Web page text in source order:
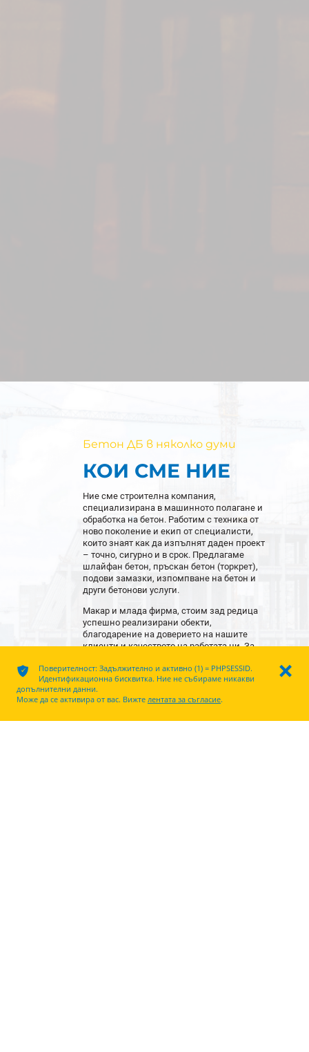
Бетон ДБ в няколко думи
КОИ СМЕ НИЕ
Ние сме строителна компания,
специализирана в машинното полагане и
обработка на бетон. Работим с техника от
ново поколение и екип от специалисти,
които знаят как да изпълнят даден проект
– точно, сигурно и в срок. Предлагаме
шлайфан бетон, пръскан бетон (торкрет),
подови замазки, изпомпване на бетон и
други бетонови услуги.
Макар и млада фирма, стоим зад редица
успешно реализирани обекти,
благодарение на доверието на нашите
клиенти и качеството на работата ни. За
или малък – важна е точността, с която се
изпълнява.
НАУЧИ ПОВЕЧЕ ЗА
ı
ͳ
Поверителност: Задължително и активно (1) = PHPSESSID.
Идентификационна бисквитка. Ние не събираме никакви
допълнителни данни.
Може да се активира от вас. Вижте лентата за съгласие.